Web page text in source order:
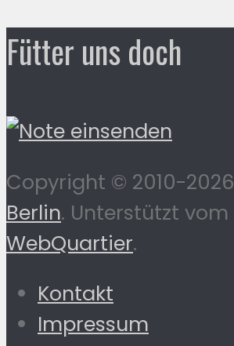
Fütter uns doch
Copyright © 2010-2026
Berlin. Unterstützt vom
WebQuartier.
Kontakt
Impressum